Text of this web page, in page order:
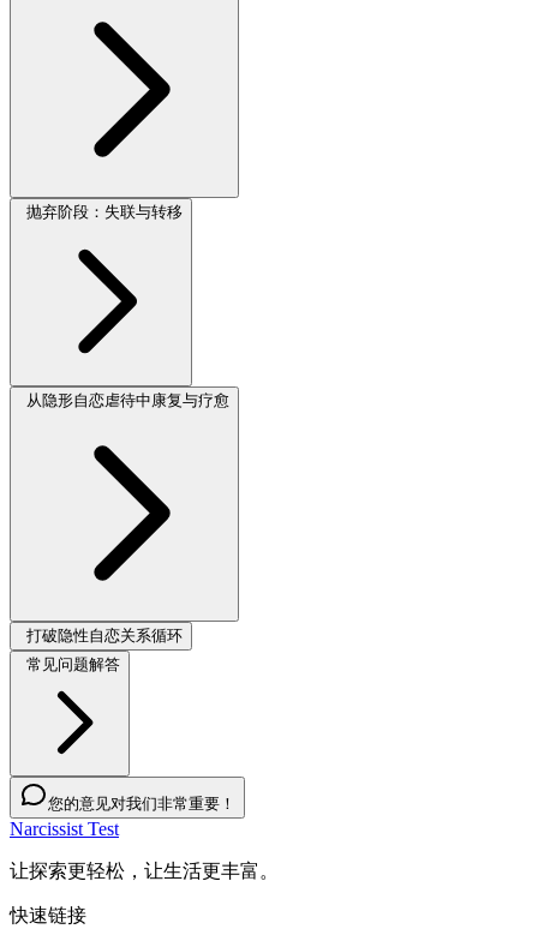
抛弃阶段：失联与转移
从隐形自恋虐待中康复与疗愈
打破隐性自恋关系循环
常见问题解答
您的意见对我们非常重要！
Narcissist Test
让探索更轻松，让生活更丰富。
快速链接